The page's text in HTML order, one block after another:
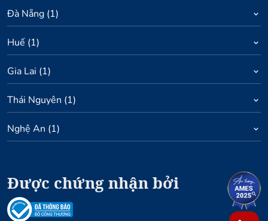
Đà Nẵng (1)
Huế (1)
Gia Lai (1)
Thái Nguyên (1)
Nghệ An (1)
Được chứng nhận bởi